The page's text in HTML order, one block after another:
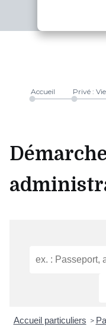
Accueil Privé :
Accueil particuliers >